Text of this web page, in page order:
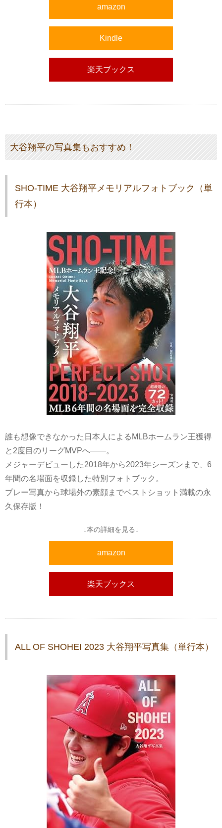
amazon
Kindle
楽天ブックス
大谷翔平の写真集もおすすめ！
SHO-TIME 大谷翔平メモリアルフォトブック（単
行本）
誰も想像できなかった日本人によるMLBホームラン王獲得
と2度目のリーグMVPへ――。
メジャーデビューした2018年から2023年シーズンまで、6
年間の名場面を収録した特別フォトブック。
プレー写真から球場外の素顔までベストショット満載の永
久保存版！
↓本の詳細を見る↓
amazon
楽天ブックス
ALL OF SHOHEI 2023 大谷翔平写真集（単行本）